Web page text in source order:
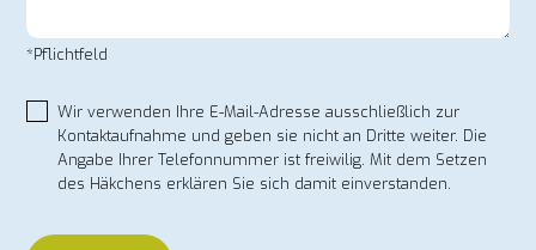
*Pflichtfeld
Wir verwenden Ihre E-Mail-Adresse ausschließlich zur
Kontaktaufnahme und geben sie nicht an Dritte weiter. Die
Angabe Ihrer Telefonnummer ist freiwilig. Mit dem Setzen
des Häkchens erklären Sie sich damit einverstanden.